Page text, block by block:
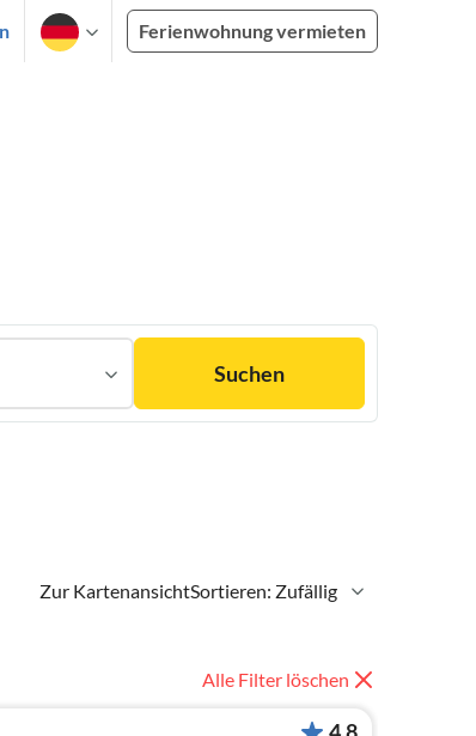
Ferienwohnung vermieten
Suchen
Zur KartenansichtSortieren: Zufällig
Alle Filter löschen